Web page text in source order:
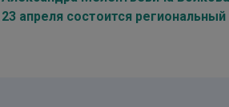
апреля состоится региональный